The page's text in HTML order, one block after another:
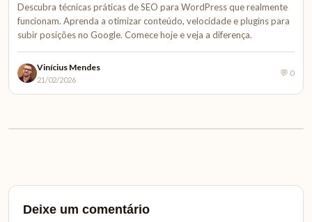
Descubra técnicas práticas de SEO para WordPress que realmente
funcionam. Aprenda a otimizar conteúdo, velocidade e plugins para
subir posições no Google. Comece hoje e veja a diferença.
Vinícius Mendes
21/02/2026
💬 0
Deixe um comentário